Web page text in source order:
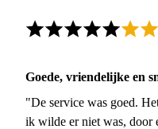
Goede, vriendelijke en
"De service was goed.
ik wilde er niet was, door